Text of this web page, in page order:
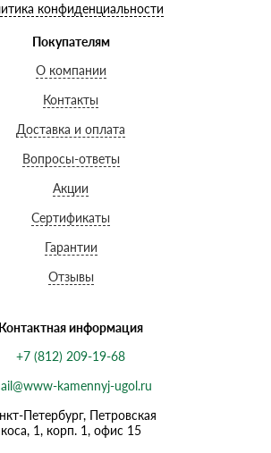
конфиденциальности
Покупателям
О компании
Контакты
Доставка и оплата
Вопросы-ответы
Акции
Сертификаты
Гарантии
Отзывы
Контактная информация
+7 (812) 209-19-68
kamennyj-ugol.ru
Петербург, Петровская
коса, 1, корп. 1, офис 15